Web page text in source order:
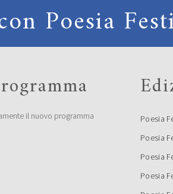
Poesia
il nuovo programma
Poesia
Poesia
Poesia
Poesia